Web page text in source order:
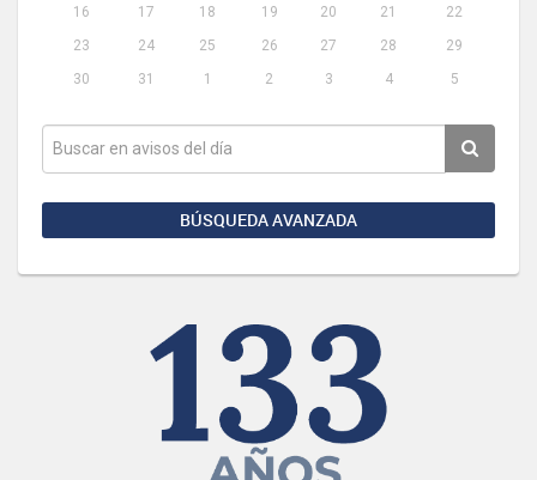
16
17 18 19 20 21
22
23
24 25 26 27 28
29
30
31 1 2 3 4 5
BÚSQUEDA AVANZADA